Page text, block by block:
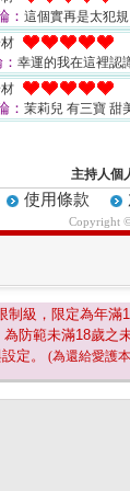
： 這個實再是太犯
幸運的我在這裡認
： 茉莉兒 有三寶 甜
主持人個
使用條款
Copyright
制級，限定為年滿
為防範未滿18歲之
定。 (為還給愛護